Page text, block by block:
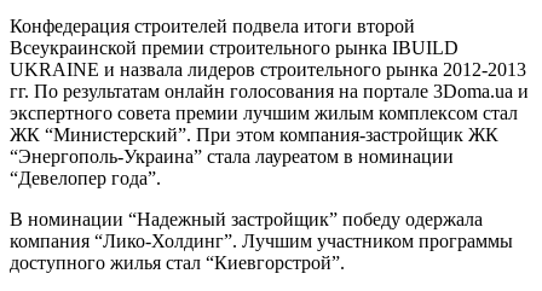
Конфедерация строителей подвела итоги второй
Всеукраинской премии строительного рынка IBUILD
UKRAINE и назвала лидеров строительного рынка 2012-2013
гг. По результатам онлайн голосования на портале 3Doma.ua и
экспертного совета премии лучшим жилым комплексом стал
ЖК “Министерский”. При этом компания-застройщик ЖК
“Энергополь-Украина” стала лауреатом в номинации
“Девелопер года”.
В номинации “Надежный застройщик” победу одержала
компания “Лико-Холдинг”. Лучшим участником программы
доступного жилья стал “Киевгорстрой”.